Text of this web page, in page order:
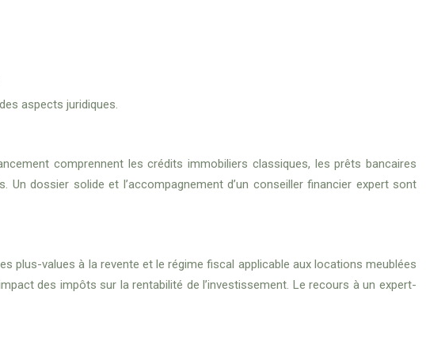
aspects juridiques.
comprennent les crédits immobiliers classiques, les prêts bancaires
dossier solide et l’accompagnement d’un conseiller financier expert sont
plus-values à la revente et le régime fiscal applicable aux locations meublées
des impôts sur la rentabilité de l’investissement. Le recours à un expert-